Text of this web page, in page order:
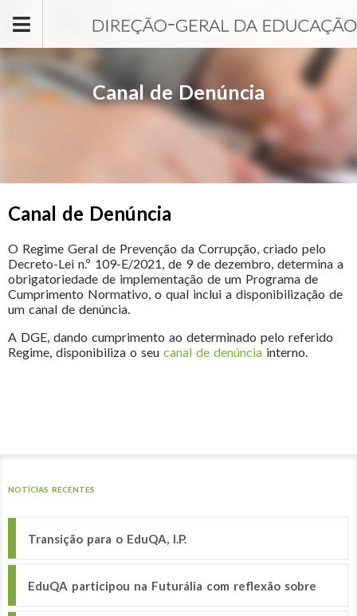
Canal de Denúncia
Canal de Denúncia
O Regime Geral de Prevenção da Corrupção, criado pelo
Decreto-Lei n.º 109-E/2021, de 9 de dezembro, determina a
obrigatoriedade de implementação de um Programa de
Cumprimento Normativo, o qual inclui a disponibilização de
um canal de denúncia.
A DGE, dando cumprimento ao determinado pelo referido
Regime, disponibiliza o seu canal de denúncia interno.
NOTÍCIAS RECENTES
Transição para o EduQA, I.P.
EduQA participou na Futurália com reflexão sobre